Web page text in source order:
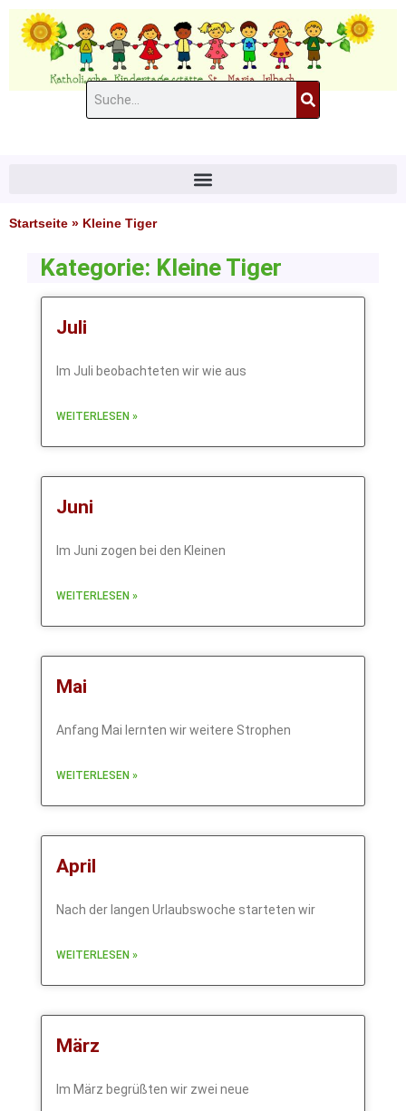
Zum
Inhalt
springen
Suche
Startseite » Kleine Tiger
Kategorie: Kleine Tiger
Juli
Im Juli beobachteten wir wie aus
WEITERLESEN »
Juni
Im Juni zogen bei den Kleinen
WEITERLESEN »
Mai
Anfang Mai lernten wir weitere Strophen
WEITERLESEN »
April
Nach der langen Urlaubswoche starteten wir
WEITERLESEN »
März
Im März begrüßten wir zwei neue